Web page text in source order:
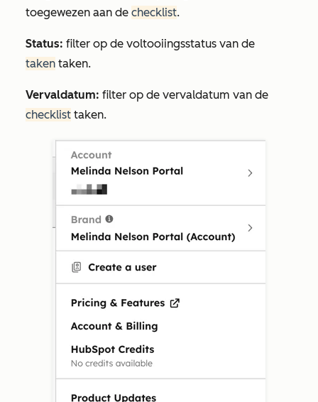
toegewezen aan de checklist.
Status: filter op de voltooiingsstatus van de
taken taken.
Vervaldatum: filter op de vervaldatum van de
checklist taken.